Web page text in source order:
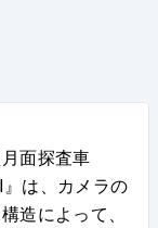
面探査車
』は、カメラの
造によって、